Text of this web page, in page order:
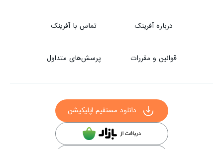
درباره آفرینک تماس با آفرینک
قوانین و مقررات پرسش‌های متداول
دانلود مستقیم اپلیکیشن